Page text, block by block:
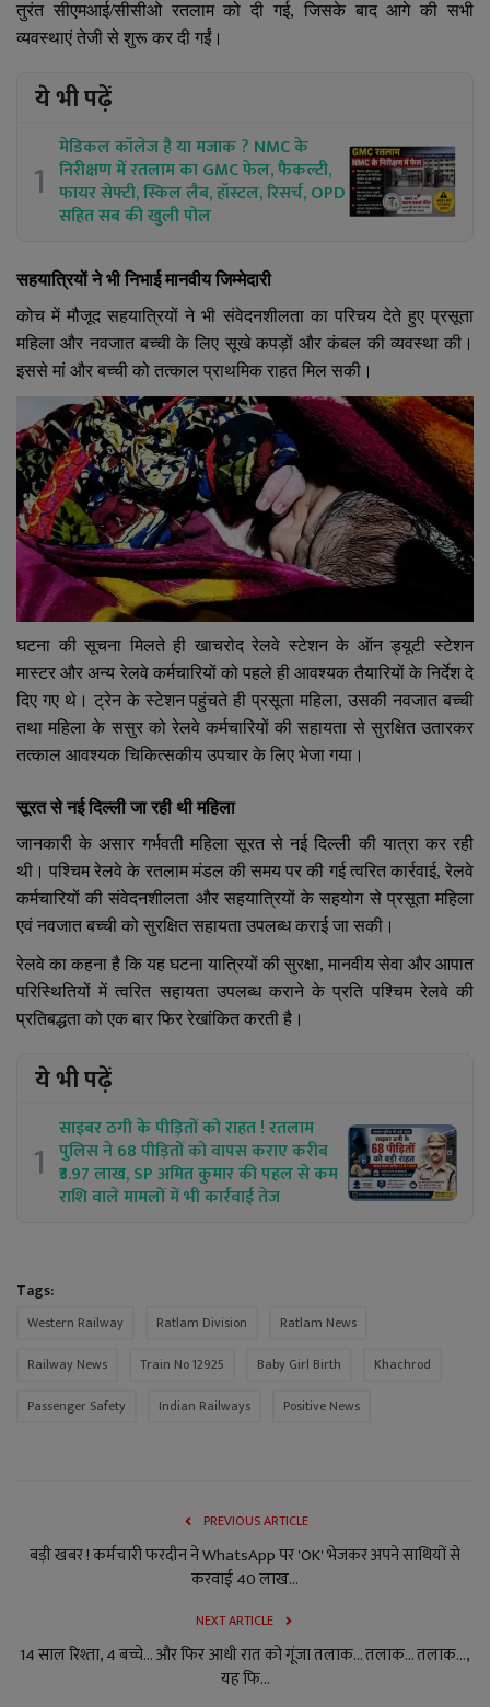
तुरंत सीएमआई/सीसीओ रतलाम को दी गई, जिसके बाद आगे की सभी
व्यवस्थाएं तेजी से शुरू कर दी गईं।
ये भी पढ़ें
1
मेडिकल कॉलेज है या मजाक ? NMC के
निरीक्षण में रतलाम का GMC फेल, फैकल्टी,
फायर सेफ्टी, स्किल लैब, हॉस्टल, रिसर्च, OPD
सहित सब की खुली पोल
सहयात्रियों ने भी निभाई मानवीय जिम्मेदारी
कोच में मौजूद सहयात्रियों ने भी संवेदनशीलता का परिचय देते हुए प्रसूता
महिला और नवजात बच्ची के लिए सूखे कपड़ों और कंबल की व्यवस्था की।
इससे मां और बच्ची को तत्काल प्राथमिक राहत मिल सकी।
घटना की सूचना मिलते ही खाचरोद रेलवे स्टेशन के ऑन ड्यूटी स्टेशन
मास्टर और अन्य रेलवे कर्मचारियों को पहले ही आवश्यक तैयारियों के निर्देश दे
दिए गए थे। ट्रेन के स्टेशन पहुंचते ही प्रसूता महिला,उसकी नवजात बच्ची
तथा महिला के ससुर को रेलवे कर्मचारियों की सहायता से सुरक्षित उतारकर
तत्काल आवश्यक चिकित्सकीय उपचार के लिए भेजा गया।
सूरत से नई दिल्ली जा रही थी महिला
जानकारी के असार गर्भवती महिला सूरत से नई दिल्ली की यात्रा कर रही
थी। पश्चिम रेलवे के रतलाम मंडल की समय पर की गई त्वरित कार्रवाई,रेलवे
कर्मचारियों की संवेदनशीलता और सहयात्रियों के सहयोग से प्रसूता महिला
एवं नवजात बच्ची को सुरक्षित सहायता उपलब्ध कराई जा सकी।
रेलवे का कहना है कि यह घटना यात्रियों की सुरक्षा, मानवीय सेवा और आपात
परिस्थितियों में त्वरित सहायता उपलब्ध कराने के प्रति पश्चिम रेलवे की
प्रतिबद्धता को एक बार फिर रेखांकित करती है।
ये भी पढ़ें
1
साइबर ठगी के पीड़ितों को राहत ! रतलाम
पुलिस ने 68 पीड़ितों को वापस कराए करीब
₹3.97 लाख, SP अमित कुमार की पहल से कम
राशि वाले मामलों में भी कार्रवाई तेज
Tags:
Western Railway Ratlam Division
Ratlam News
Railway News
Train No 12925 Baby Girl Birth
Khachrod
Passenger Safety
Indian Railways Positive News
PREVIOUS ARTICLE
बड़ी खबर ! कर्मचारी फरदीन ने WhatsApp पर 'OK' भेजकर अपने साथियों से
करवाई 40 लाख...
NEXT ARTICLE
14 साल रिश्ता, 4 बच्चे... और फिर आधी रात को गूंजा तलाक... तलाक... तलाक...,
यह फि...